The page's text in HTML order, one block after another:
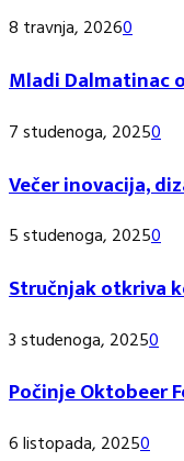
8 travnja, 20260
Mladi Dalmatinac
7 studenoga, 20250
Večer inovacija,
5 studenoga, 20250
Stručnjak otkriva
3 studenoga, 20250
Počinje Oktobeer
6 listopada, 20250